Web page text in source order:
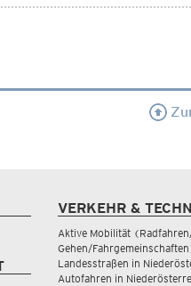
VERKEHR &
Aktive Mobilität
Gehen/
Landesstraßen in
Autofahren in